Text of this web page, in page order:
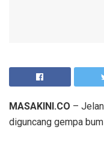
MASAKINI.CO –
diguncang gempa